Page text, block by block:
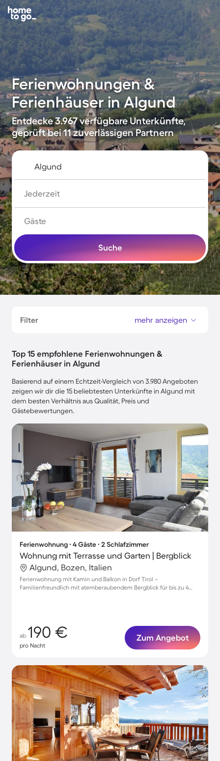
Ferienwohnungen &
Ferienhäuser in Algund
Entdecke 3.967 verfügbare Unterkünfte,
geprüft bei 11 zuverlässigen Partnern
Jederzeit
Gäste
Suche
Filter mehr anzeigen
Top 15 empfohlene Ferienwohnungen &
Ferienhäuser in Algund
Basierend auf einem Echtzeit-Vergleich von 3.980 Angeboten
zeigen wir dir die 15 beliebtesten Unterkünfte in Algund mit
dem besten Verhältnis aus Qualität, Preis und
Gästebewertungen.
Ferienwohnung ∙ 4 Gäste ∙ 2 Schlafzimmer
Wohnung mit Terrasse und Garten | Bergblick
Algund, Bozen, Italien
Ferienwohnung mit Kamin und Balkon in Dorf Tirol –
Familienfreundlich mit atemberaubendem Bergblick für bis zu 4
ab 190 €
pro Nacht
Zum Angebot